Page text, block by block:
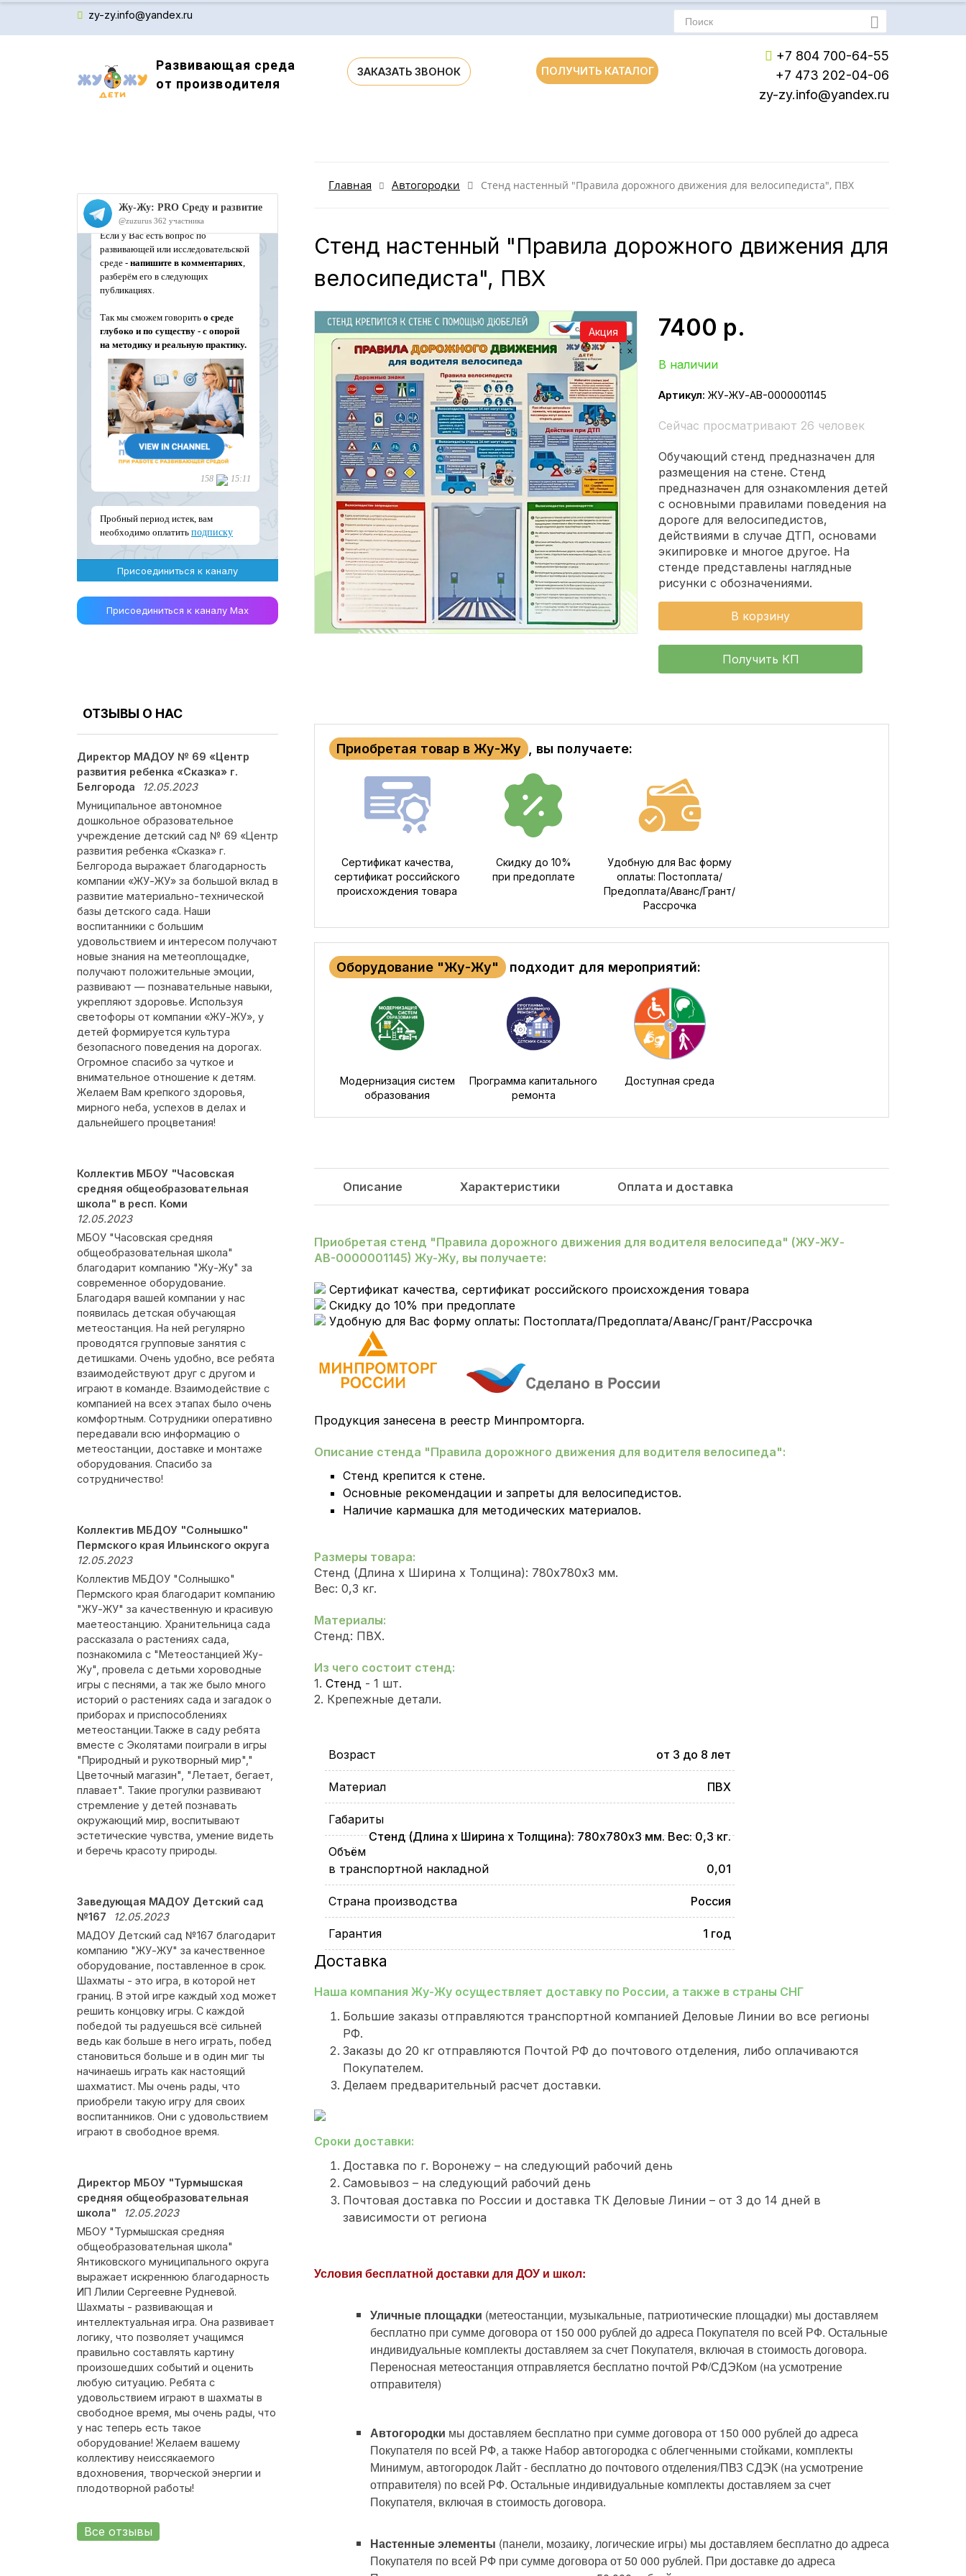
zy-zy.info@yandex.ru
Развивающая среда
от производителя
ЗАКАЗАТЬ ЗВОНОК
+7 804 700-64-55
+7 473 202-04-06
zy-zy.info@yandex.ru
ПОЛУЧИТЬ КАТАЛОГ
Присоединиться к каналу
Присоединиться к каналу Max
ОТЗЫВЫ О НАС
Директор МАДОУ № 69 «Центр
развития ребенка «Сказка» г.
Белгорода
12.05.2023
Муниципальное автономное
дошкольное образовательное
учреждение детский сад № 69 «Центр
развития ребенка «Сказка» г.
Белгорода выражает благодарность
компании «ЖУ-ЖУ» за большой вклад в
развитие материально-технической
базы детского сада. Наши
воспитанники с большим
удовольствием и интересом получают
новые знания на метеоплощадке,
получают положительные эмоции,
развивают — познавательные навыки,
укрепляют здоровье. Используя
светофоры от компании «ЖУ-ЖУ», у
детей формируется культура
безопасного поведения на дорогах.
Огромное спасибо за чуткое и
внимательное отношение к детям.
Желаем Вам крепкого здоровья,
мирного неба, успехов в делах и
дальнейшего процветания!
Коллектив МБОУ "Часовская
средняя общеобразовательная
школа" в респ. Коми
12.05.2023
МБОУ "Часовская средняя
общеобразовательная школа"
благодарит компанию "Жу-Жу" за
современное оборудование.
Благодаря вашей компании у нас
появилась детская обучающая
метеостанция. На ней регулярно
проводятся групповые занятия с
детишками. Очень удобно, все ребята
взаимодействуют друг с другом и
играют в команде. Взаимодействие с
компанией на всех этапах было очень
комфортным. Сотрудники оперативно
передавали всю информацию о
метеостанции, доставке и монтаже
оборудования. Спасибо за
сотрудничество!
Коллектив МБДОУ "Солнышко"
Пермского края Ильинского округа
12.05.2023
Коллектив МБДОУ "Солнышко"
Пермского края благодарит компанию
"ЖУ-ЖУ" за качественную и красивую
маетеостанцию. Хранительница сада
рассказала о растениях сада,
познакомила с "Метеостанцией Жу-
Жу", провела с детьми хороводные
игры с песнями, а так же было много
историй о растениях сада и загадок о
приборах и приспособлениях
метеостанции.Также в саду ребята
вместе с Эколятами поиграли в игры
"Природный и рукотворный мир","
Цветочный магазин", "Летает, бегает,
плавает". Такие прогулки развивают
стремление у детей познавать
окружающий мир, воспитывают
эстетические чувства, умение видеть
и беречь красоту природы.
Заведующая МАДОУ Детский сад
№167
12.05.2023
МАДОУ Детский сад №167 благодарит
компанию "ЖУ-ЖУ" за качественное
оборудование, поставленное в срок.
Шахматы - это игра, в которой нет
границ. В этой игре каждый ход может
решить концовку игры. С каждой
победой ты радуешься всё сильней
ведь как больше в него играть, побед
становиться больше и в один миг ты
начинаешь играть как настоящий
шахматист. Мы очень рады, что
приобрели такую игру для своих
воспитанников. Они с удовольствием
играют в свободное время.
Директор МБОУ "Турмышская
средняя общеобразовательная
школа"
12.05.2023
МБОУ "Турмышская средняя
общеобразовательная школа"
Янтиковского муниципального округа
выражает искреннюю благодарность
ИП Лилии Сергеевне Рудневой.
Шахматы - развивающая и
интеллектуальная игра. Она развивает
логику, что позволяет учащимся
правильно составлять картину
произошедших событий и оценить
любую ситуацию. Ребята с
удовольствием играют в шахматы в
свободное время, мы очень рады, что
у нас теперь есть такое
оборудование! Желаем вашему
коллективу неиссякаемого
вдохновения, творческой энергии и
плодотворной работы!
Все отзывы
Главная Автогородки Стенд настенный "Правила дорожного движения для велосипедиста", ПВХ
Стенд настенный "Правила дорожного движения для
велосипедиста", ПВХ
Акция 7400 р.
В наличии
Артикул: ЖУ-ЖУ-АВ-0000001145
Сейчас просматривают 26 человек
Обучающий стенд предназначен для
размещения на стене. Стенд
предназначен для ознакомления детей
с основными правилами поведения на
дороге для велосипедистов,
действиями в случае ДТП, основами
экипировке и многое другое. На
стенде представлены наглядные
рисунки с обозначениями.
В корзину
Получить КП
Приобретая товар в Жу-Жу , вы получаете:
Сертификат качества,
сертификат российского
происхождения товара
Скидку до 10%
при предоплате
Удобную для Вас форму
оплаты: Постоплата/
Предоплата/Аванс/Грант/
Рассрочка
Оборудование "Жу-Жу" подходит для мероприятий:
Модернизация систем
образования
Программа капитального
ремонта
Доступная среда
Описание Характеристики Оплата и доставка
Приобретая стенд "Правила дорожного движения для водителя велосипеда" (ЖУ-ЖУ-
АВ-0000001145) Жу-Жу, вы получаете:
Сертификат качества, сертификат российского происхождения товара
Скидку до 10% при предоплате
Удобную для Вас форму оплаты: Постоплата/Предоплата/Аванс/Грант/Рассрочка
Продукция занесена в реестр Минпромторга.
Описание стенда "Правила дорожного движения для водителя велосипеда":
Стенд крепится к стене.
Основные рекомендации и запреты для велосипедистов.
Наличие кармашка для методических материалов.
Размеры товара:
Стенд (Длина х Ширина х Толщина): 780х780х3 мм.
Вес: 0,3 кг.
Материалы:
Стенд: ПВХ.
Из чего состоит стенд:
1. Стенд - 1 шт.
2. Крепежные детали.
Возраст от 3 до 8 лет
Материал ПВХ
Габариты
Стенд (Длина х Ширина х Толщина): 780х780х3 мм. Вес: 0,3 кг.
Объём
в транспортной накладной
0,01
Страна производства Россия
Гарантия 1 год
Доставка
Наша компания Жу-Жу осуществляет доставку по России, а также в страны СНГ
Большие заказы отправляются транспортной компанией Деловые Линии во все регионы
РФ.
Заказы до 20 кг отправляются Почтой РФ до почтового отделения, либо оплачиваются
Покупателем.
Делаем предварительный расчет доставки.
Сроки доставки:
Доставка по г. Воронежу – на следующий рабочий день
Самовывоз – на следующий рабочий день
Почтовая доставка по России и доставка ТК Деловые Линии – от 3 до 14 дней в
зависимости от региона
Условия бесплатной доставки для ДОУ и школ:
Уличные площадки (метеостанции, музыкальные, патриотические площадки) мы доставляем
бесплатно при сумме договора от 150 000 рублей до адреса Покупателя по всей РФ. Остальные
индивидуальные комплекты доставляем за счет Покупателя, включая в стоимость договора.
Переносная метеостанция отправляется бесплатно почтой РФ/СДЭКом (на усмотрение
отправителя)
Автогородки мы доставляем бесплатно при сумме договора от 150 000 рублей до адреса
Покупателя по всей РФ, а также Набор автогородка с облегченными стойками, комплекты
Минимум, автогородок Лайт - бесплатно до почтового отделения/ПВЗ СДЭК (на усмотрение
отправителя) по всей РФ. Остальные индивидуальные комплекты доставляем за счет
Покупателя, включая в стоимость договора.
Настенные элементы (панели, мозаику, логические игры) мы доставляем бесплатно до адреса
Покупателя по всей РФ при сумме договора от 50 000 рублей. При доставке до адреса